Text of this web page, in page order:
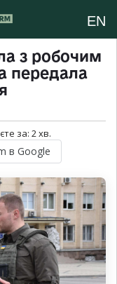
EN
з робочим
передала
за: 2хв.
в Google